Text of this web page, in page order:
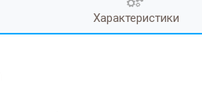
Характеристики